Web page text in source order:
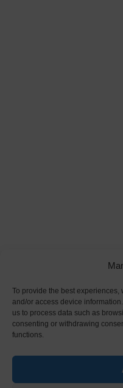
To provide the best
and/or access device
us to process data such as
consenting or withdrawing
functions.